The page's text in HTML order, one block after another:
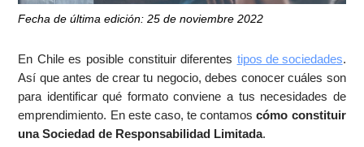
Fecha de última edición: 25 de noviembre 2022
En Chile es posible constituir diferentes tipos de sociedades.
Así que antes de crear tu negocio, debes conocer cuáles son
para identificar qué formato conviene a tus necesidades de
emprendimiento. En este caso, te contamoscómo constituir
una Sociedad de Responsabilidad Limitada.